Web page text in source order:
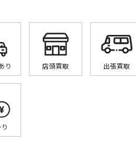
り 店頭買取 出張買取